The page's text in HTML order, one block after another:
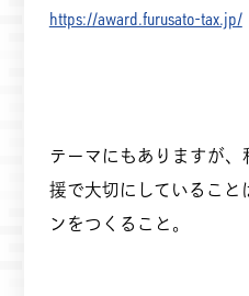
https://award.furusato-tax.jp/
テーマにもありますが
援で大切にしていること
ンをつくること。